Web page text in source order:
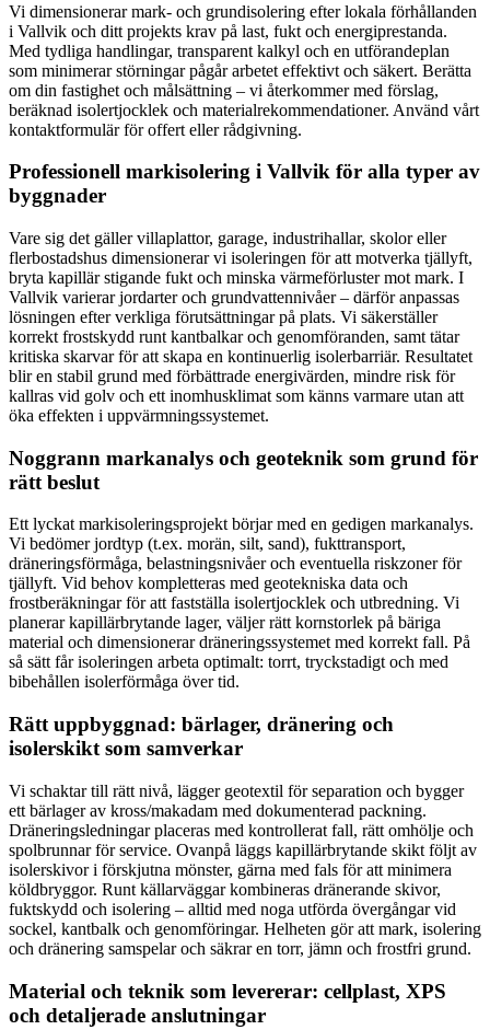
Vi dimensionerar mark- och grundisolering efter lokala förhållanden
i Vallvik och ditt projekts krav på last, fukt och energiprestanda.
Med tydliga handlingar, transparent kalkyl och en utförandeplan
som minimerar störningar pågår arbetet effektivt och säkert. Berätta
om din fastighet och målsättning – vi återkommer med förslag,
beräknad isolertjocklek och materialrekommendationer. Använd vårt
kontaktformulär för offert eller rådgivning.
Professionell markisolering i Vallvik för alla typer av
byggnader
Vare sig det gäller villaplattor, garage, industrihallar, skolor eller
flerbostadshus dimensionerar vi isoleringen för att motverka tjällyft,
bryta kapillär stigande fukt och minska värmeförluster mot mark. I
Vallvik varierar jordarter och grundvattennivåer – därför anpassas
lösningen efter verkliga förutsättningar på plats. Vi säkerställer
korrekt frostskydd runt kantbalkar och genomföranden, samt tätar
kritiska skarvar för att skapa en kontinuerlig isolerbarriär. Resultatet
blir en stabil grund med förbättrade energivärden, mindre risk för
kallras vid golv och ett inomhusklimat som känns varmare utan att
öka effekten i uppvärmningssystemet.
Noggrann markanalys och geoteknik som grund för
rätt beslut
Ett lyckat markisoleringsprojekt börjar med en gedigen markanalys.
Vi bedömer jordtyp (t.ex. morän, silt, sand), fukttransport,
dräneringsförmåga, belastningsnivåer och eventuella riskzoner för
tjällyft. Vid behov kompletteras med geotekniska data och
frostberäkningar för att fastställa isolertjocklek och utbredning. Vi
planerar kapillärbrytande lager, väljer rätt kornstorlek på bäriga
material och dimensionerar dräneringssystemet med korrekt fall. På
så sätt får isoleringen arbeta optimalt: torrt, tryckstadigt och med
bibehållen isolerförmåga över tid.
Rätt uppbyggnad: bärlager, dränering och
isolerskikt som samverkar
Vi schaktar till rätt nivå, lägger geotextil för separation och bygger
ett bärlager av kross/makadam med dokumenterad packning.
Dräneringsledningar placeras med kontrollerat fall, rätt omhölje och
spolbrunnar för service. Ovanpå läggs kapillärbrytande skikt följt av
isolerskivor i förskjutna mönster, gärna med fals för att minimera
köldbryggor. Runt källarväggar kombineras dränerande skivor,
fuktskydd och isolering – alltid med noga utförda övergångar vid
sockel, kantbalk och genomföringar. Helheten gör att mark, isolering
och dränering samspelar och säkrar en torr, jämn och frostfri grund.
Material och teknik som levererar: cellplast, XPS
och detaljerade anslutningar